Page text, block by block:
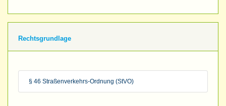
Rechtsgrundlage
§ 46 Straßenverkehrs-Ordnung (StVO)